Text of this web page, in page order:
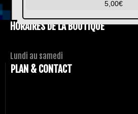
5,00€
HORAIRES DE LA BOUTIQUE
Lundi au samedi
PLAN & CONTACT